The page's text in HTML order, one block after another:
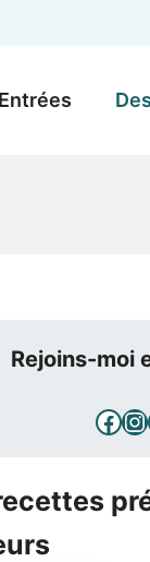
Entrées
Rejoins-moi